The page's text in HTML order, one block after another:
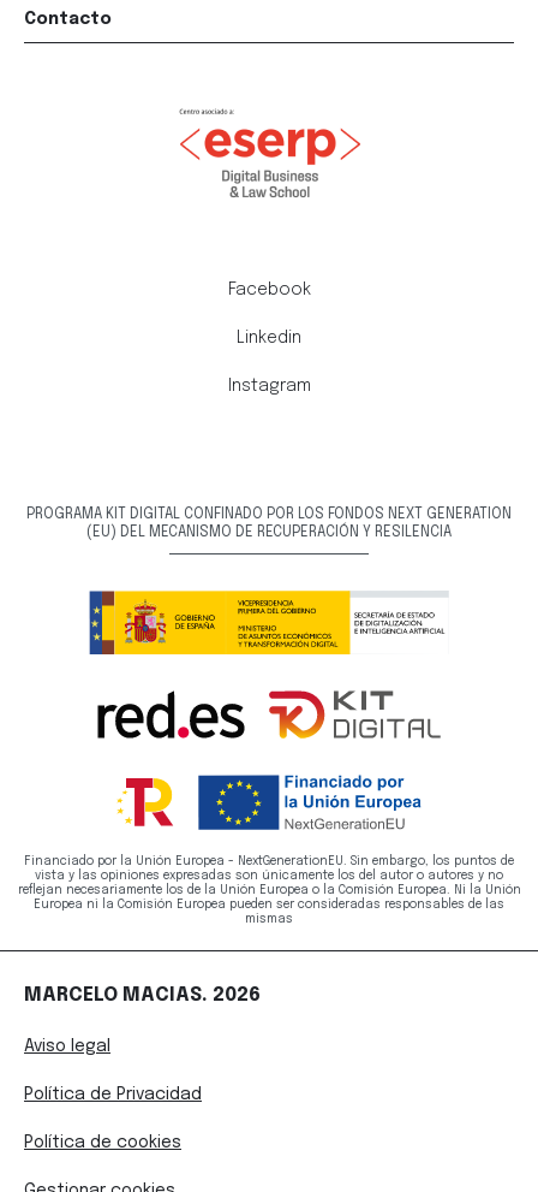
Contacto
Facebook
Linkedin
Instagram
PROGRAMA KIT DIGITAL CONFINADO POR LOS FONDOS NEXT GENERATION
(EU) DEL MECANISMO DE RECUPERACIÓN Y RESILENCIA
Financiado por la Unión Europea - NextGenerationEU. Sin embargo, los puntos de
vista y las opiniones expresadas son únicamente los del autor o autores y no
reflejan necesariamente los de la Unión Europea o la Comisión Europea. Ni la Unión
Europea ni la Comisión Europea pueden ser consideradas responsables de las
mismas
MARCELO MACIAS. 2026
Aviso legal
Política de Privacidad
Política de cookies